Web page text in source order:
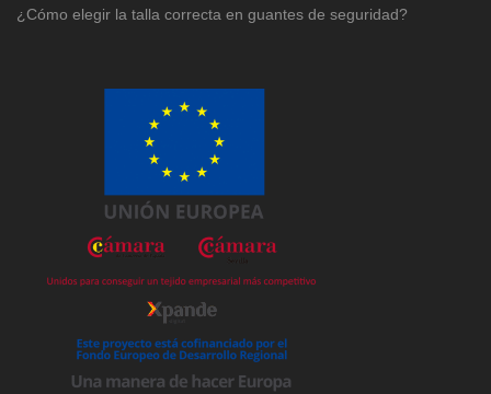
¿Cómo elegir la talla correcta en guantes de seguridad?